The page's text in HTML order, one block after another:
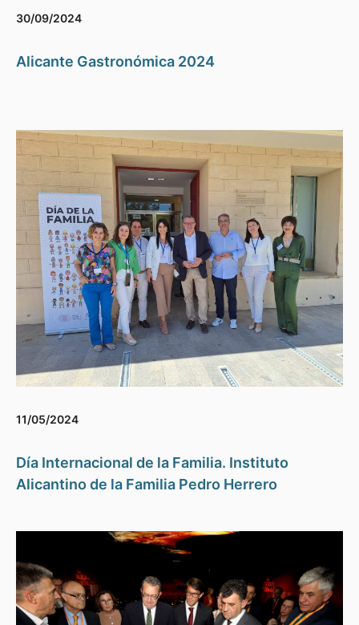
30/09/2024
Alicante Gastronómica 2024
11/05/2024
Día Internacional de la Familia. Instituto
Alicantino de la Familia Pedro Herrero